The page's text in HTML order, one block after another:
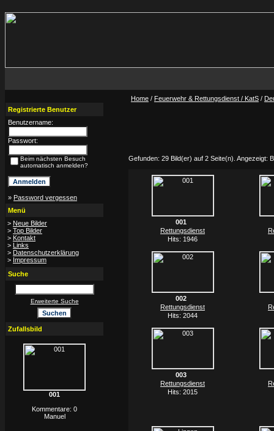
Registrierte Benutzer
Benutzername:
Passwort:
Beim nächsten Besuch
automatisch anmelden?
» Password vergessen
Menü
> Neue Bilder
> Top Bilder
> Kontakt
> Links
> Datenschutzerklärung
> Impressum
Suche
Erweiterte Suche
Zufallsbild
001
Kommentare: 0
Manuel
Home / Feuerwehr & Rettungsdienst / KatS /
Gefunden: 29 Bild(er) auf 2 Seite(n). Angezeigt:
001
Rettungsdienst
Hits: 1946
002
Rettungsdienst
Hits: 2044
003
Rettungsdienst
Hits: 2015